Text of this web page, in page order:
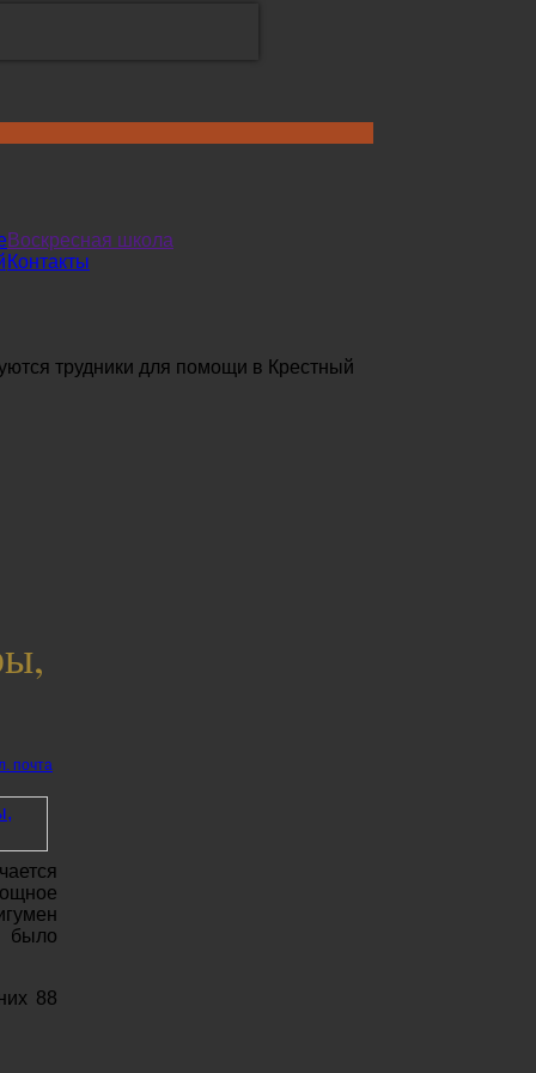
Воскресная школа
Контакты
трудники для помощи в Крестный
почта
было
88